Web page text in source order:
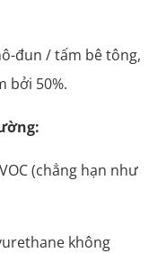
đun / tấm bê tông,
bởi 50%.
(chẳng hạn như
không